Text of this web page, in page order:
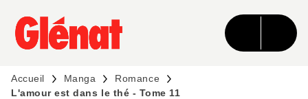
MENU RECHERCHE CONTENU
PIED DE PAGE
Accueil Manga
Romance
L'amour est dans le thé - Tome 11